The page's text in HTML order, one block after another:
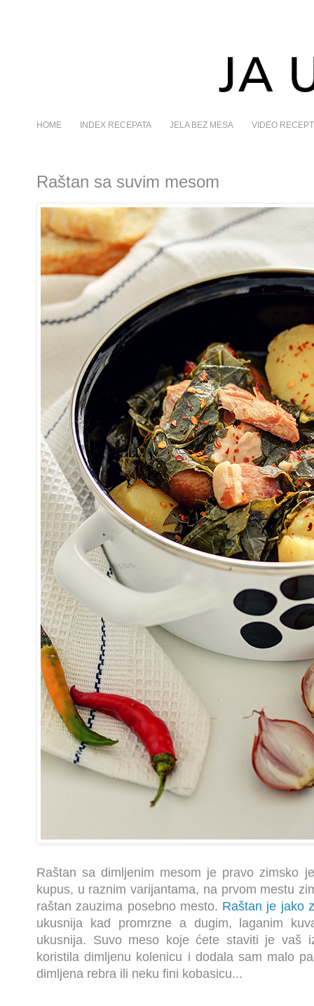
HOME INDEX RECEPATA JELA BEZ MESA VIDEO
Raštan sa suvim mesom
Raštan sa dimljenim mesom je pravo zimsko
kupus, u raznim varijantama, na prvom mestu
raštan zauzima posebno mesto. Raštan je jako
ukusnija kad promrzne a dugim, laganim
ukusnija. Suvo meso koje ćete staviti je vaš
koristila dimljenu kolenicu i dodala sam malo
dimljena rebra ili neku fini kobasicu...